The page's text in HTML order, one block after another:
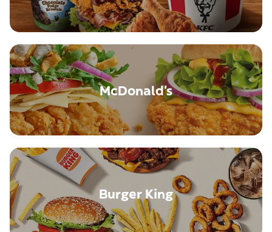
McDonald's
Burger King